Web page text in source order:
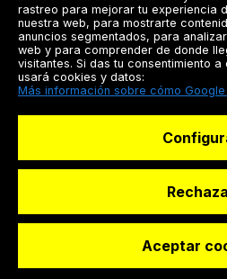
Docfav
© Dashboard
rastreo para mejorar tu experiencia
nuestra web, para mostrarte
anuncios segmentados, para
web y para comprender de donde
visitantes. Si das tu consentimiento
usará cookies y datos:
Más información sobre cómo
Aceptar